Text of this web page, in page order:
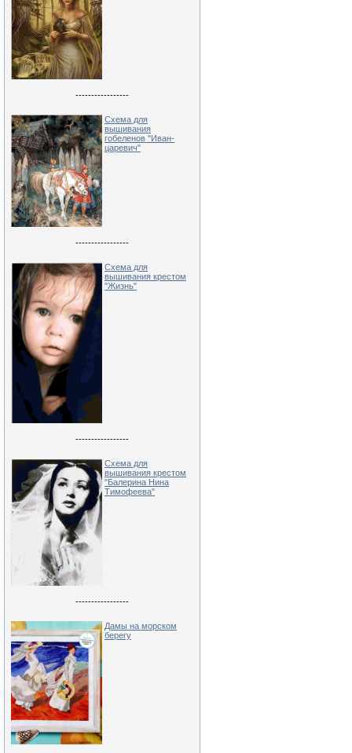
-----------------
Схема для
вышивания
гобеленов "Иван-
царевич"
-----------------
Схема для
вышивания крестом
"Жизнь"
-----------------
Схема для
вышивания крестом
"Балерина Нина
Тимофеева"
-----------------
Дамы на морском
берегу